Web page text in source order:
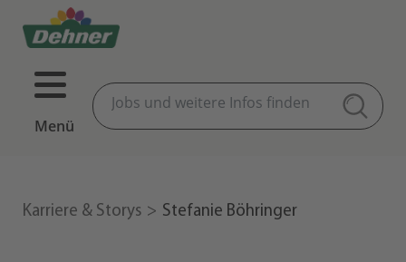
Menü
Karriere & Storys Stefanie Böhringer